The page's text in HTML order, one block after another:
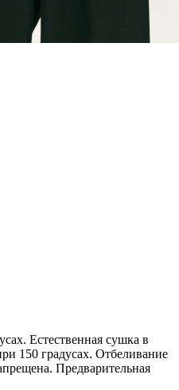
Естественная сушка в
150 градусах. Отбеливание
Предварительная